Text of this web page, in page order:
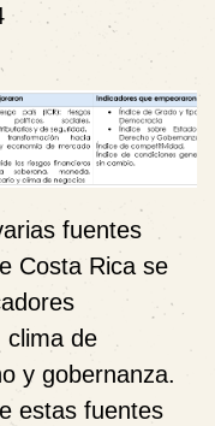
fuentes
Costa Rica se
clima de
y gobernanza.
estas fuentes